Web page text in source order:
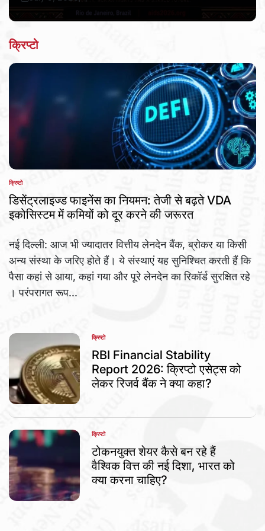
Post
By:
क्रिप्टो
POSTED
IN
क्रिप्टो
डिसेंट्रलाइज्ड फाइनेंस का नियमन: तेजी से बढ़ते VDA
इकोसिस्टम में कमियों को दूर करने की जरूरत
नई दिल्ली: आज भी ज्यादातर वित्तीय लेनदेन बैंक, ब्रोकर या किसी
अन्य संस्था के जरिए होते हैं। ये संस्थाएं यह सुनिश्चित करती हैं कि
पैसा कहां से आया, कहां गया और पूरे लेनदेन का रिकॉर्ड सुरक्षित रहे
। परंपरागत रूप...
POSTED
IN
क्रिप्टो
RBI Financial Stability
Report 2026: क्रिप्टो एसेट्स को
लेकर रिजर्व बैंक ने क्या कहा?
POSTED
IN
क्रिप्टो
टोकनयुक्त शेयर कैसे बन रहे हैं
वैश्विक वित्त की नई दिशा, भारत को
क्या करना चाहिए?